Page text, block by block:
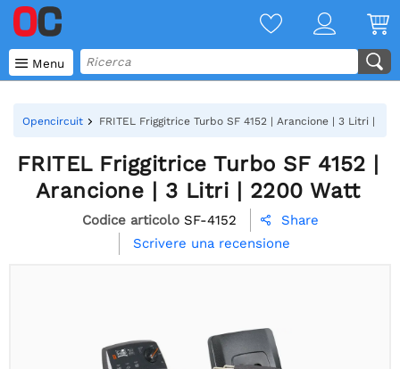
 Menu
Opencircuit FRITEL Friggitrice Turbo SF 4152 | Arancione | 3 Litri |
FRITEL Friggitrice Turbo SF 4152 |
Arancione | 3 Litri | 2200 Watt
Codice articolo SF-4152 
Share
Scrivere una recensione